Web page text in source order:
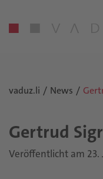
vaduz.li News
Ger­trud
Veröffentlicht am 23.